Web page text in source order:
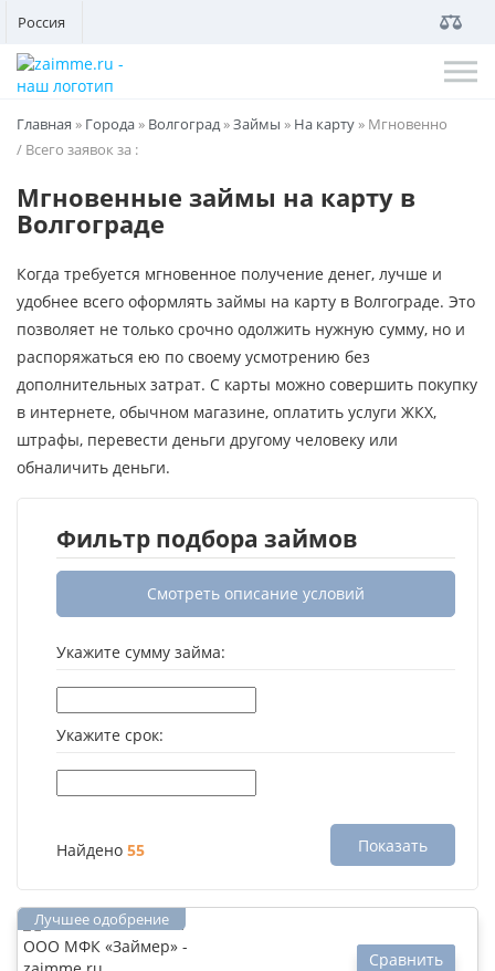
Россия
Главная » Города» Волгоград»Займы » На карту» Мгновенно
/ Всего заявок за :
Мгновенные займы на карту в
Волгограде
Когда требуется мгновенное получение денег, лучше и
удобнее всего оформлять займы на карту в Волгограде. Это
позволяет не только срочно одолжить нужную сумму, но и
распоряжаться ею по своему усмотрению без
дополнительных затрат. С карты можно совершить покупку
в интернете, обычном магазине, оплатить услуги ЖКХ,
штрафы, перевести деньги другому человеку или
обналичить деньги.
Фильтр подбора займов
Смотреть описание условий
Укажите сумму займа:
Укажите срок:
Найдено 55 Показать
Сравнить